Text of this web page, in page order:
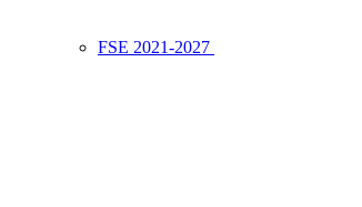
FSE 2021-2027